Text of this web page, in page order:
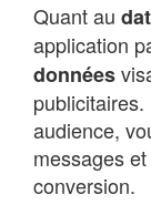
Quant au
application
données
audience,
messages
conversion.